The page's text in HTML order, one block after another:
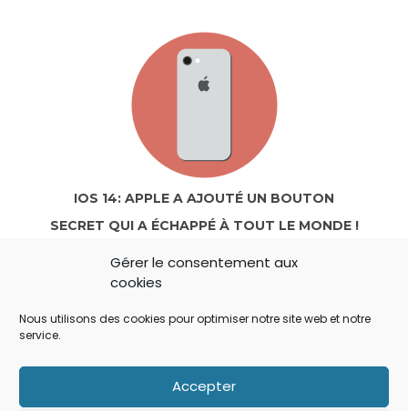
Gérer le consentement aux
cookies
Nous utilisons des cookies pour optimiser notre site web et notre
service.
Accepter
IOS 14: APPLE A AJOUTÉ UN BOUTON
SECRET QUI A ÉCHAPPÉ À TOUT LE MONDE !